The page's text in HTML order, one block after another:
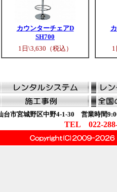
カウンターチェアD
SH700
1日\3,630（税込）
市宮城野区中野4-1-30 営業時間
TEL 022-